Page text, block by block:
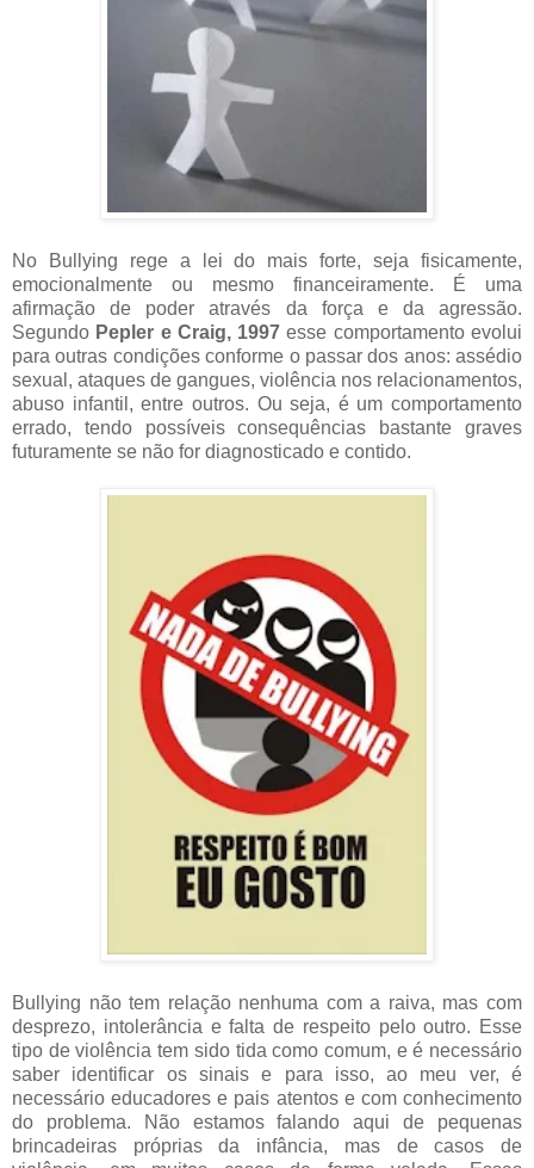
No Bullying rege a lei do mais forte, seja fisicamente,
emocionalmente ou mesmo financeiramente. É uma
afirmação de poder através da força e da agressão.
Segundo Pepler e Craig, 1997 esse comportamento evolui
para outras condições conforme o passar dos anos: assédio
sexual, ataques de gangues, violência nos relacionamentos,
abuso infantil, entre outros. Ou seja, é um comportamento
errado, tendo possíveis consequências bastante graves
futuramente se não for diagnosticado e contido.
Bullying não tem relação nenhuma com a raiva, mas com
desprezo, intolerância e falta de respeito pelo outro. Esse
tipo de violência tem sido tida como comum, e é necessário
saber identificar os sinais e para isso, ao meu ver, é
necessário educadores e pais atentos e com conhecimento
do problema. Não estamos falando aqui de pequenas
brincadeiras próprias da infância, mas de casos de